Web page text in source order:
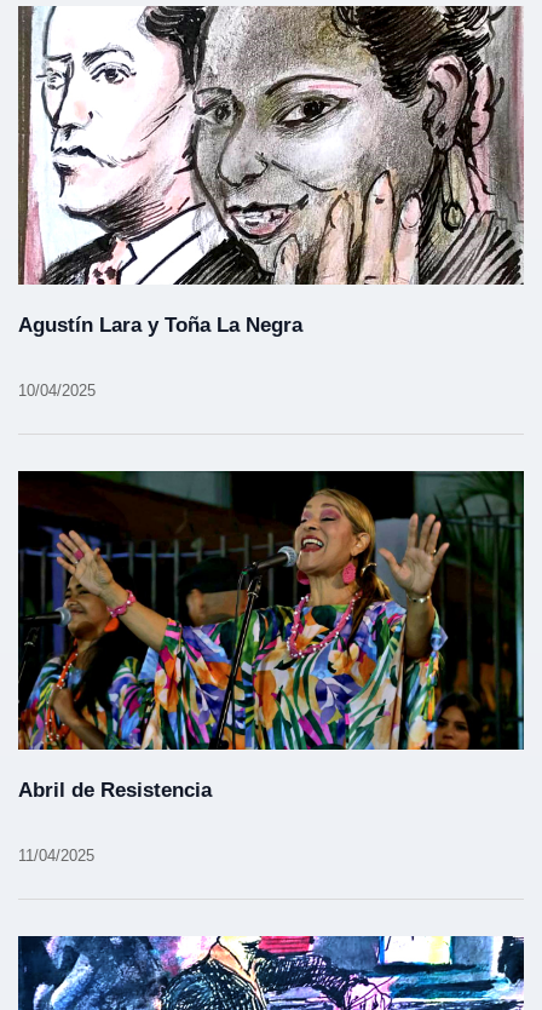
Agustín Lara y Toña La Negra
10/04/2025
Abril de Resistencia
11/04/2025